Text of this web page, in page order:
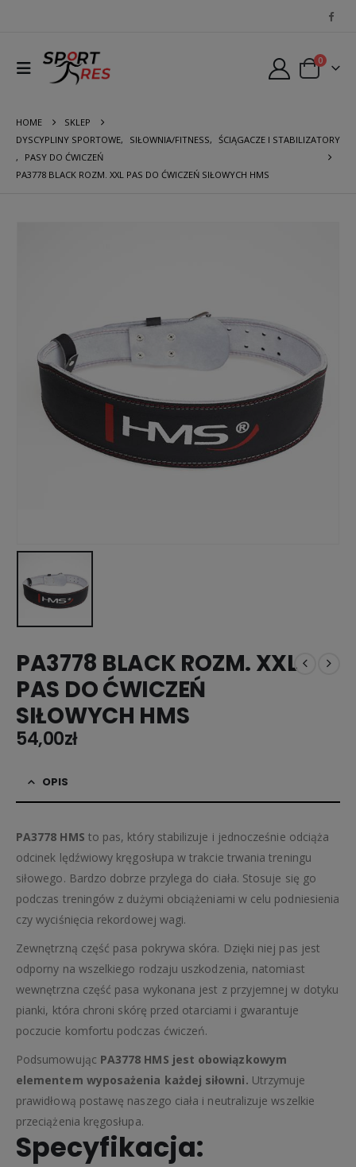
0
HOME
SKLEP
DYSCYPLINY SPORTOWE, SIŁOWNIA/FITNESS, ŚCIĄGACZE I STABILIZATORY
,
PASY DO ĆWICZEŃ
PA3778 BLACK ROZM. XXL PAS DO ĆWICZEŃ SIŁOWYCH HMS
PA3778 BLACK ROZM. XXL
PAS DO ĆWICZEŃ
SIŁOWYCH HMS
54,00zł
OPIS
PA3778 HMS to pas, który stabilizuje i jednocześnie odciąża
odcinek lędźwiowy kręgosłupa w trakcie trwania treningu
siłowego. Bardzo dobrze przylega do ciała. Stosuje się go
podczas treningów z dużymi obciążeniami w celu podniesienia
czy wyciśnięcia rekordowej wagi.
Zewnętrzną część pasa pokrywa skóra. Dzięki niej pas jest
odporny na wszelkiego rodzaju uszkodzenia, natomiast
wewnętrzna część pasa wykonana jest z przyjemnej w dotyku
pianki, która chroni skórę przed otarciami i gwarantuje
poczucie komfortu podczas ćwiczeń.
Podsumowując PA3778 HMS jest obowiązkowym
elementem wyposażenia każdej siłowni. Utrzymuje
prawidłową postawę naszego ciała i neutralizuje wszelkie
przeciążenia kręgosłupa.
Specyfikacja: